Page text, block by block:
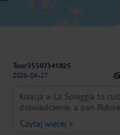
Tour35507341825
2026-04-27
Kolacja w La Spiaggia to
doświadczenie, a pan
w swoim rodzaju - przemiły,
kompetentny i otaczający
Czytaj więcej »